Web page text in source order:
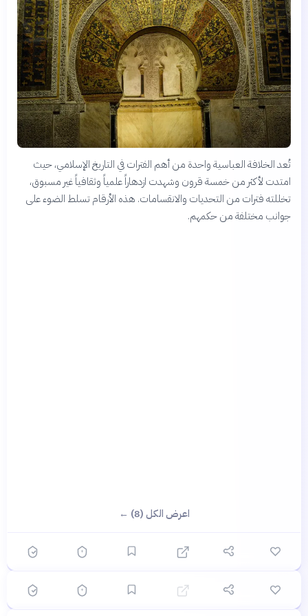
تُعد الخلافة العباسية واحدة من أهم الفترات في التاريخ الإسلامي، حيث
امتدت لأكثر من خمسة قرون وشهدت ازدهاراً علمياً وثقافياً غير مسبوق،
تخللته فترات من التحديات والانقسامات. هذه الأرقام تسلط الضوء على
جوانب مختلفة من حكمهم.
اعرض الكل (8) ← ؟ زمان اختيار متعدد
🎯
6سؤال 🟡 متوسط ابدأ ←؟ 🎯
6سؤال 🟡 متوسط ابدأ ←